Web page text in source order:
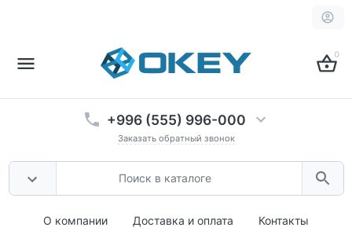
0
+996 (555) 996-000
Заказать обратный звонок
О компании Доставка и оплата Контакты